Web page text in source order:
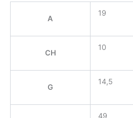
A
19
CH
10
G
14,5